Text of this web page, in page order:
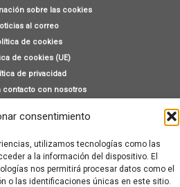
consentimiento
utilizamos tecnologías como las
a la información del dispositivo. El
nos permitirá procesar datos como el
o las identificaciones únicas en este sitio.
sobre las cookies
al correo
de cookies
de cookies (UE)
de privacidad
contacto con nosotros